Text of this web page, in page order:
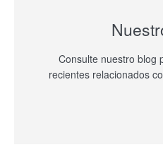
Consulte nuestro blog
recientes relacionados